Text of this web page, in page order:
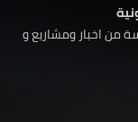
من اخبار ومشاريع و